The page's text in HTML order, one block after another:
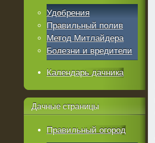
Удобрения
Правильный полив
Метод Митлайдера
Болезни и вредители
Календарь дачника
Дачные страницы
Правильный огород